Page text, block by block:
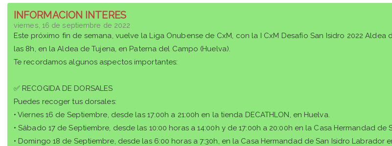
INFORMACION INTERES
viernes, 16 de septiembre de 2022
Este próximo fin de semana, vuelve la Liga Onubense de CxM, con la I CxM Desafío San Isidro 2022
las 8h, en la Aldea de Tujena, en Paterna del Campo (Huelva).
Te recordamos algunos aspectos importantes:
✅ RECOGIDA DE DORSALES
Puedes recoger tus dorsales:
• Viernes 16 de Septiembre, desde las 17:00h a 21:00h en la tienda DECATHLON, en Huelva.
• Sábado 17 de Septiembre, desde las 10:00 horas a 14:00h y de 17:00h a 20:00h en la Casa Hermandad
• Domingo 18 de Septiembre, desde las 6:00 horas a 7:30h, en la Casa Hermandad de San Isidro Labrador